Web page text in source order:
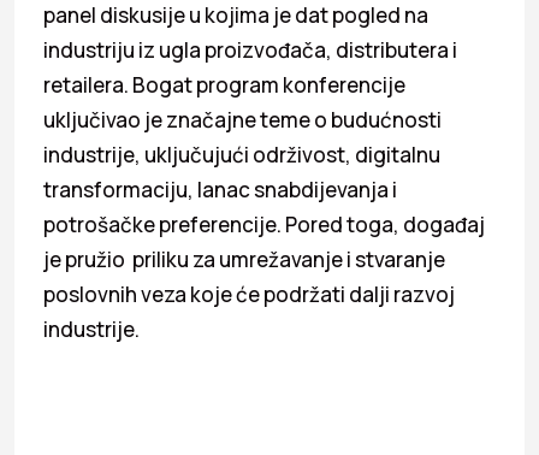
panel diskusije u kojima je dat pogled na
industriju iz ugla proizvođača, distributera i
retailera. Bogat program konferencije
uključivao je značajne teme o budućnosti
industrije, uključujući održivost, digitalnu
transformaciju, lanac snabdijevanja i
potrošačke preferencije. Pored toga, događaj
je pružio priliku za umrežavanje i stvaranje
poslovnih veza koje će podržati dalji razvoj
industrije.